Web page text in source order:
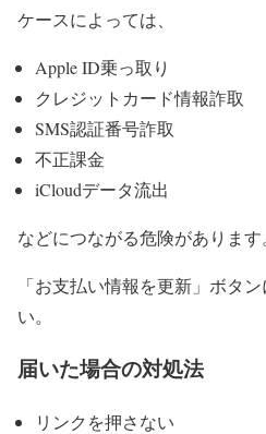
ケースによっては、
Apple ID乗っ取り
クレジットカード情報詐取
SMS認証番号詐取
不正課金
iCloudデータ流出
などにつながる危険があります
「お支払い情報を更新」ボタ
い。
届いた場合の対処法
リンクを押さない